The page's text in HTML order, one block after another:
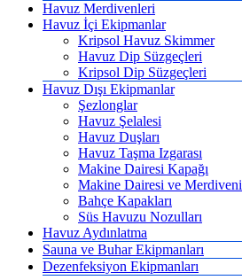
Havuz Merdivenleri
Havuz İçi Ekipmanlar
Kripsol Havuz Skimmer
Havuz Dip Süzgeçleri
Kripsol Dip Süzgeçleri
Havuz Dışı Ekipmanlar
Şezlonglar
Havuz Şelalesi
Havuz Duşları
Havuz Taşma Izgarası
Makine Dairesi Kapağı
Makine Dairesi ve Merdiveni
Bahçe Kapakları
Süs Havuzu Nozulları
Havuz Aydınlatma
Sauna ve Buhar Ekipmanları
Dezenfeksiyon Ekipmanları